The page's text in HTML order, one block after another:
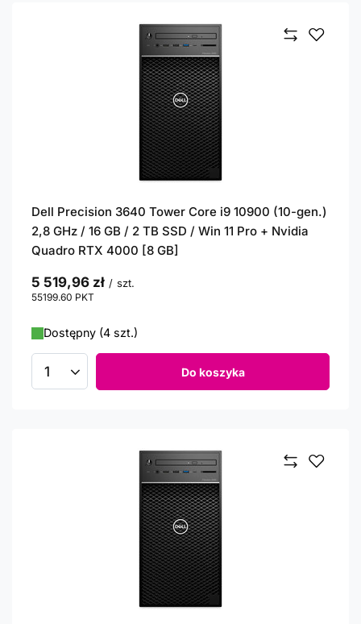
Dell Precision 3640 Tower Core i9 10900 (10-gen.)
2,8 GHz / 16 GB / 2 TB SSD / Win 11 Pro + Nvidia
Quadro RTX 4000 [8 GB]
5 519,96 zł / szt.
55199.60 PKT
Dostępny (4 szt.)
Ilość produktów Do koszyka